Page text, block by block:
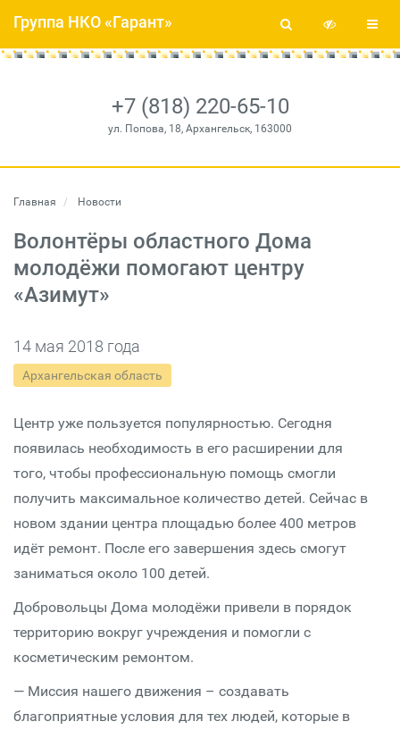
+7 (818) 220-65-10
ул. Попова, 18, Архангельск, 163000
Группа НКО «Гарант»
Главная Новости
Волонтёры областного Дома
молодёжи помогают центру
«Азимут»
14 мая 2018 года
Архангельская область
Центр уже пользуется популярностью. Сегодня
появилась необходимость в его расширении для
того, чтобы профессиональную помощь смогли
получить максимальное количество детей. Сейчас в
новом здании центра площадью более 400 метров
идёт ремонт. После его завершения здесь смогут
заниматься около 100 детей.
Добровольцы Дома молодёжи привели в порядок
территорию вокруг учреждения и помогли с
косметическим ремонтом.
— Миссия нашего движения – создавать
благоприятные условия для тех людей, которые в